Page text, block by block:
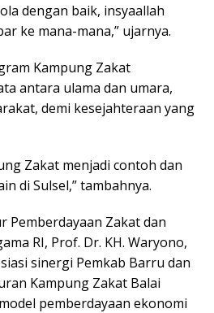
dengan baik, insyaallah
ke mana-mana,” ujarnya.
Kampung Zakat
antara ulama dan umara,
demi kesejahteraan yang
Zakat menjadi contoh dan
di Sulsel,” tambahnya.
Pemberdayaan Zakat dan
RI, Prof. Dr. KH. Waryono,
sinergi Pemkab Barru dan
Kampung Zakat Balai
pemberdayaan ekonomi